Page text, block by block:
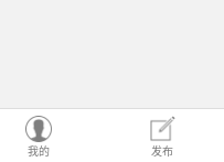
我的 发布